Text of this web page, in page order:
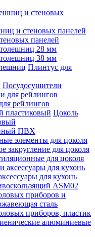
и стеновых панелей
панелей
28 мм
38 мм
Плинтус для
Посудосушители
рейлингов
Цоколь
ПВХ
элементы для цоколя
закругление для цоколя
для цоколя
для кухонь
ASM02
приборов и
сталь
приборов, пластик
алюминиевые